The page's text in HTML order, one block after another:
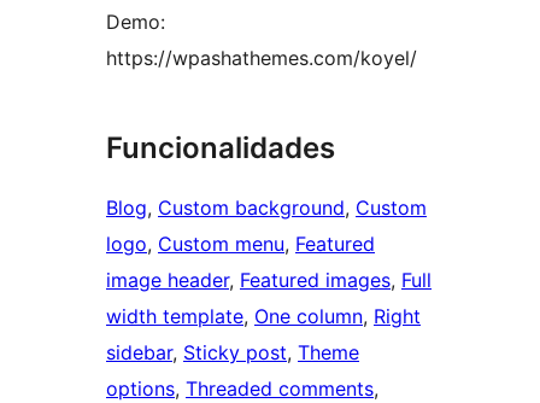
Demo:
https://wpashathemes.com/koyel/
Funcionalidades
Blog, Custom background, Custom
logo, Custom menu, Featured
image header, Featured images, Full
width template, One column, Right
sidebar, Sticky post, Theme
options, Threaded comments